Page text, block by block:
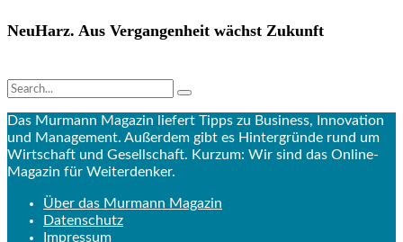
NeuHarz. Aus Vergangenheit wächst Zukunft
Das Murmann Magazin liefert Tipps zu Business, Innovation
und Management. Außerdem gibt es Hintergründe rund um
Wirtschaft und Gesellschaft. Kurzum: Wir sind das Online-
Magazin für Weiterdenker.
Über das Murmann Magazin
Datenschutz
Impressum